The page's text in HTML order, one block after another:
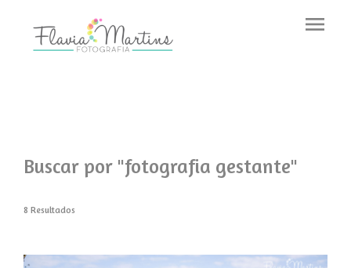
menu
Buscar por "fotografia gestante"
8 Resultados